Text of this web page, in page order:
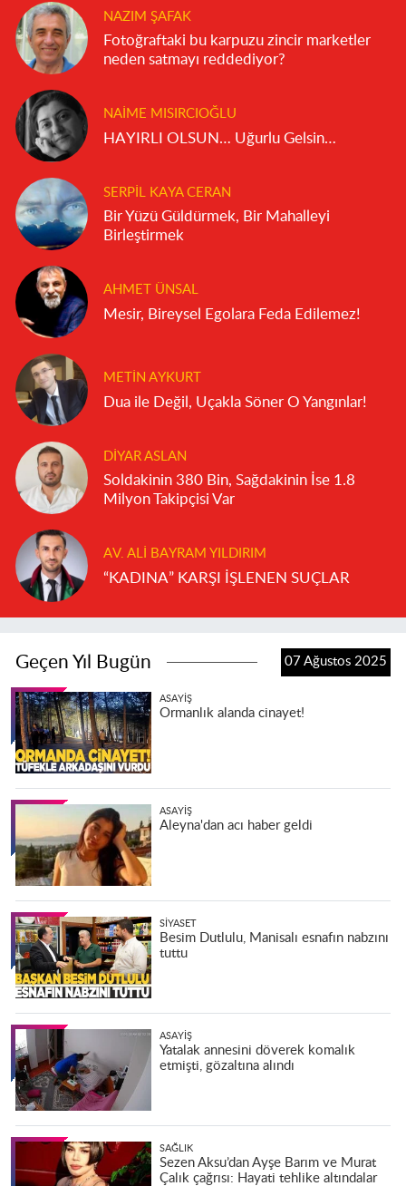
NAZIM ŞAFAK
Fotoğraftaki bu karpuzu zincir marketler
neden satmayı reddediyor?
NAIME MISIRCIOĞLU
HAYIRLI OLSUN… Uğurlu Gelsin…
SERPIL KAYA CERAN
Bir Yüzü Güldürmek, Bir Mahalleyi
Birleştirmek
AHMET ÜNSAL
Mesir, Bireysel Egolara Feda Edilemez!
METIN AYKURT
Dua ile Değil, Uçakla Söner O Yangınlar!
DIYAR ASLAN
Soldakinin 380 Bin, Sağdakinin İse 1.8
Milyon Takipçisi Var
AV. ALI BAYRAM YILDIRIM
“KADINA” KARŞI İŞLENEN SUÇLAR
Geçen Yıl Bugün 07 Ağustos 2025
ASAYIŞ
Ormanlık alanda cinayet!
ASAYIŞ
Aleyna'dan acı haber geldi
SIYASET
Besim Dutlulu, Manisalı esnafın nabzını
tuttu
ASAYIŞ
Yatalak annesini döverek komalık
etmişti, gözaltına alındı
SAĞLIK
Sezen Aksu’dan Ayşe Barım ve Murat
Çalık çağrısı: Hayati tehlike altındalar